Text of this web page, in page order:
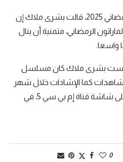
وعن المنافسة في السباق الرمضاني 2025، قالت بشرى ملاك إن
الرمضاني، متمنية أن ينال
واسعا.
بشرى ملاك كان مسلسل
كما الإشادات خلال شهر
رمضان المنصرم، بعد عرضه على شاشة قناة إم بي سي 5، في
0